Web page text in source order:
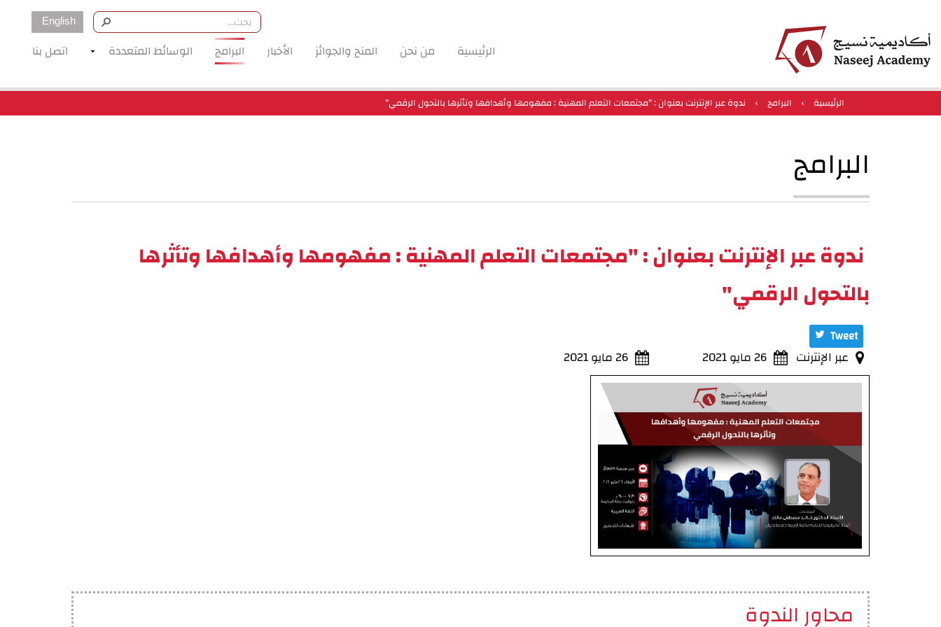
English
الرئيسية من نحن المنح والجوائز الأخبار البرامج الوسائط المتعددة اتصل بنا
الرئيسية › البرامج › ندوة عبر الإنترنت بعنوان : "مجتمعات التعلم المهنية : مفهومها وأهدافها وتأثرها بالتحول الرقمي"
البرامج
ندوة عبر الإنترنت بعنوان : "مجتمعات التعلم المهنية : مفهومها وأهدافها وتأثرها
بالتحول الرقمي"
Tweet
عبر الإنترنت 26 مايو 2021 26 مايو 2021
محاور الندوة